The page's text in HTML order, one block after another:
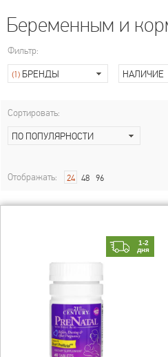
Беременным и
Фильтр:
(1) БРЕНДЫ НАЛИЧИЕ
Сортировать:
ПО ПОПУЛЯРНОСТИ
Отображать: 24 48 96
1-2
дня